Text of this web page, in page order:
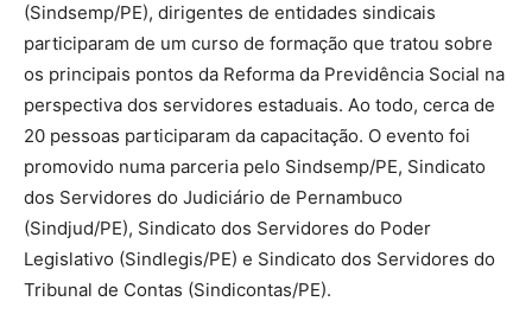
(Sindsemp/PE), dirigentes de entidades sindicais
participaram de um curso de formação que tratou sobre
os principais pontos da Reforma da Previdência Social na
perspectiva dos servidores estaduais. Ao todo, cerca de
20 pessoas participaram da capacitação. O evento foi
promovido numa parceria pelo Sindsemp/PE, Sindicato
dos Servidores do Judiciário de Pernambuco
(Sindjud/PE), Sindicato dos Servidores do Poder
Legislativo (Sindlegis/PE) e Sindicato dos Servidores do
Tribunal de Contas (Sindicontas/PE).